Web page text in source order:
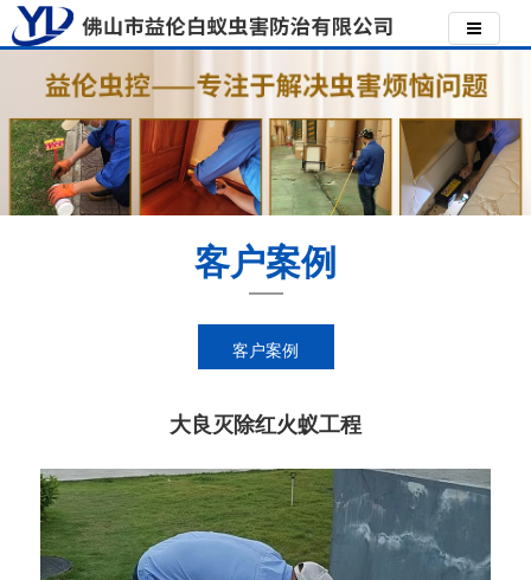
客户案例
客户案例
大良灭除红火蚁工程